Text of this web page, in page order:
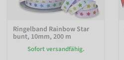
Ringelband Rainbow Star
bunt, 10mm, 200 m
Sofort versandfähig.